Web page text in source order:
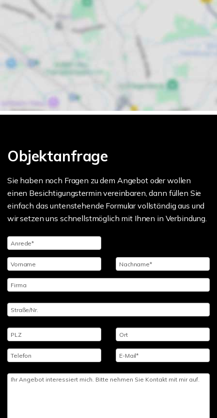
Objektanfrage
Sie haben noch Fragen zu dem Angebot oder wollen
einen Besichtigungstermin vereinbaren, dann füllen Sie
einfach das untenstehende Formular vollständig aus und
wir setzen uns schnellstmöglich mit Ihnen in Verbindung.